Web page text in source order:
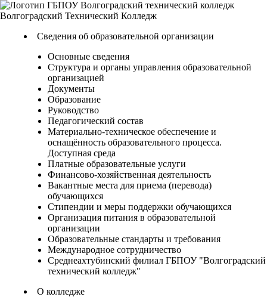
Волгоградский Технический Колледж
Сведения об образовательной организации
Основные сведения
Структура и органы управления образовательной
организацией
Документы
Образование
Руководство
Педагогический состав
Материально-техническое обеспечение и
оснащённость образовательного процесса.
Доступная среда
Платные образовательные услуги
Финансово-хозяйственная деятельность
Вакантные места для приема (перевода)
обучающихся
Стипендии и меры поддержки обучающихся
Организация питания в образовательной
организации
Образовательные стандарты и требования
Международное сотрудничество
Среднеахтубинский филиал ГБПОУ "Волгоградский
технический колледж"
О колледже